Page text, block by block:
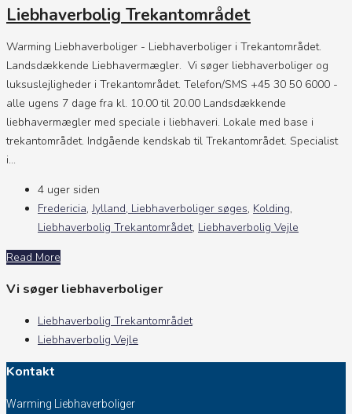
Liebhaverbolig Trekantområdet
Warming Liebhaverboliger - Liebhaverboliger i Trekantområdet.
Landsdækkende Liebhavermægler. Vi søger liebhaverboliger og
luksuslejligheder i Trekantområdet. Telefon/SMS +45 30 50 6000 -
alle ugens 7 dage fra kl. 10.00 til 20.00 Landsdækkende
liebhavermægler med speciale i liebhaveri. Lokale med base i
trekantområdet. Indgående kendskab til Trekantområdet. Specialist
i...
4 uger siden
Fredericia,Jylland, Liebhaverboliger søges, Kolding,
Liebhaverbolig Trekantområdet, Liebhaverbolig Vejle
Read More
Vi søger liebhaverboliger
Liebhaverbolig Trekantområdet
Liebhaverbolig Vejle
Kontakt
Warming Liebhaverboliger